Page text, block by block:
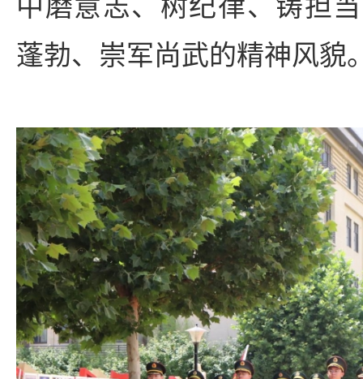
蓬勃、崇军尚武的精神风貌